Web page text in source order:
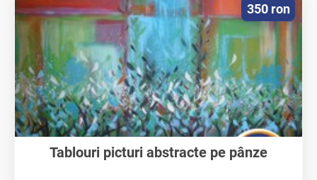
Tablouri picturi abstracte pe pânze
350 ron